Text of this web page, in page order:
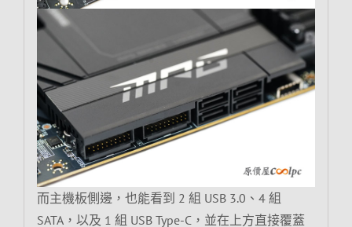
而主機板側邊，也能看到 2 組 USB 3.0、4 組
SATA，以及 1 組 USB Type-C，並在上方直接覆蓋